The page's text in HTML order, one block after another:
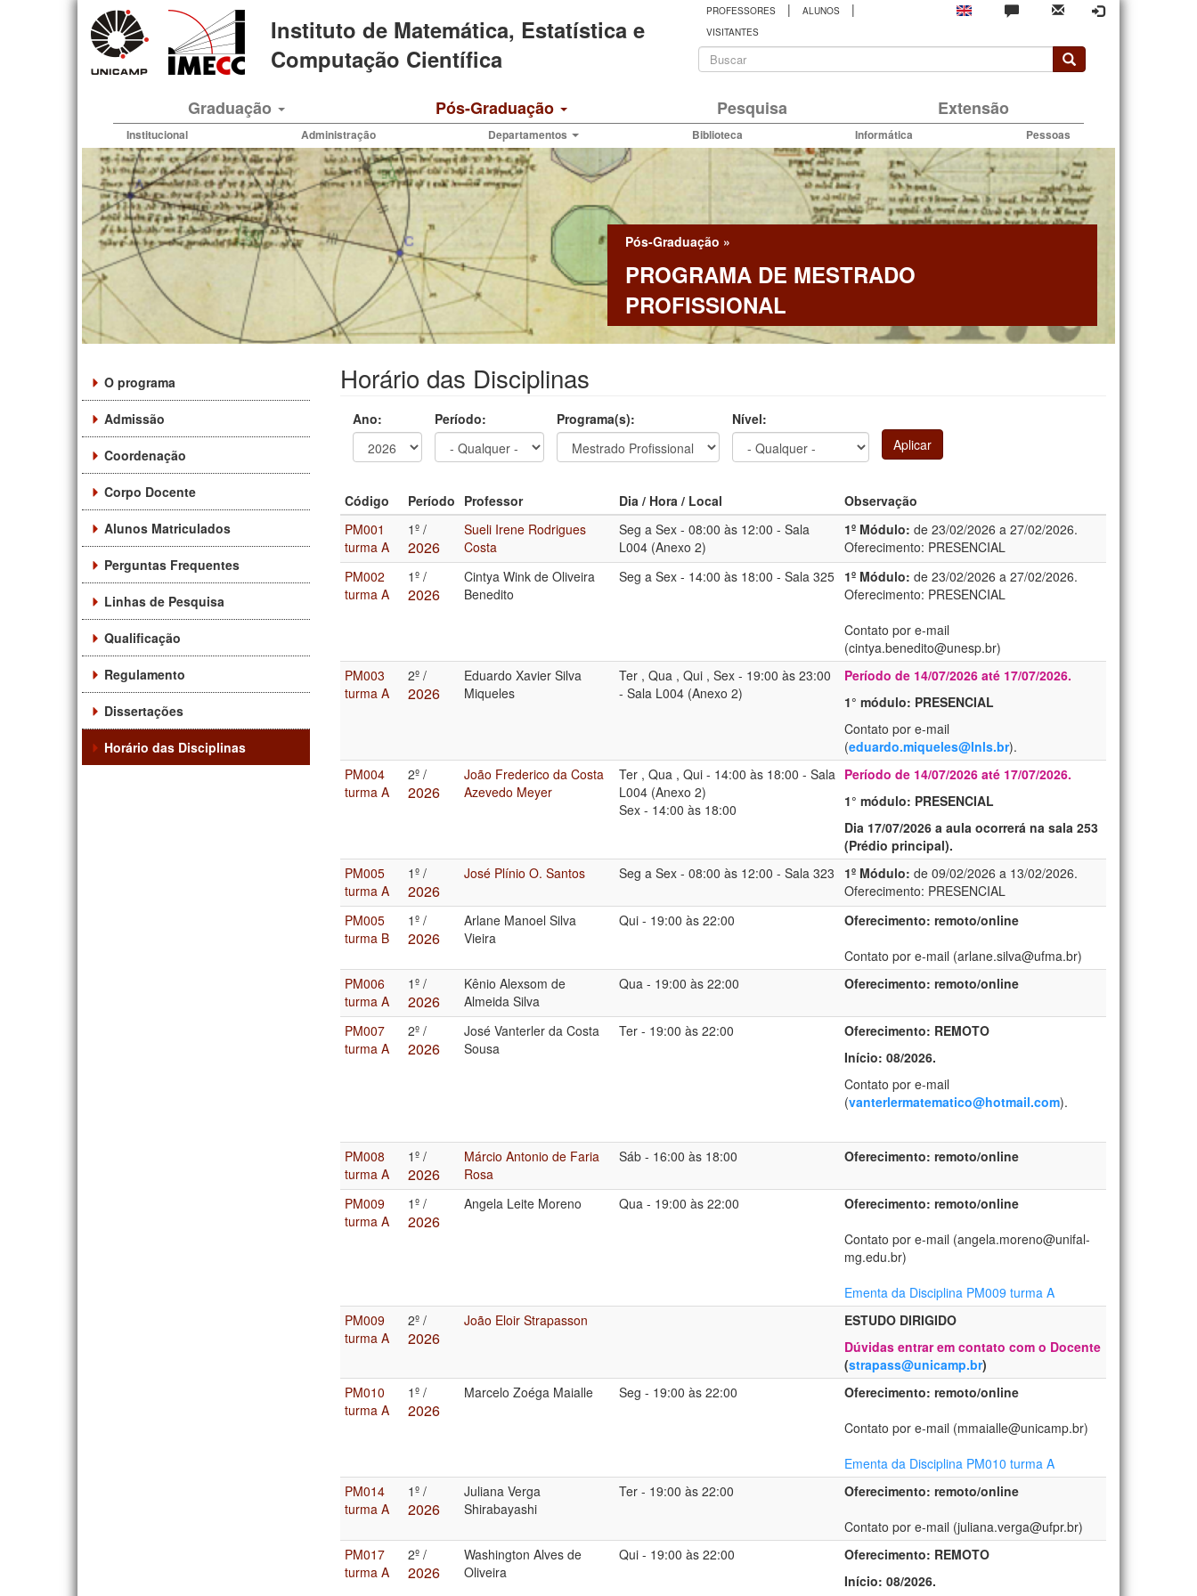
Instituto de Matemática, Estatística e
Computação Científica
PROFESSORES | ALUNOS |
VISITANTES
Formulário
busca
Graduação Pós-Graduação Pesquisa Extensão
Institucional Administração Departamentos Biblioteca Informática Pessoas
Pós-Graduação »
PROGRAMA DE MESTRADO
PROFISSIONAL
O programa
Admissão
Coordenação
Corpo Docente
Alunos Matriculados
Perguntas Frequentes
Linhas de Pesquisa
Qualificação
Regulamento
Dissertações
Horário das Disciplinas
Horário das Disciplinas
Ano: Período: Programa(s):
Nível:
Aplicar
Código Período Professor Dia / Hora / Local
Observação
PM001
turma A
1º /
2026
Sueli Irene Rodrigues
Costa
Seg a Sex - 08:00 às 12:00 - Sala
L004 (Anexo 2)
1º Módulo: de 23/02/2026 a 27/02/2026.
Oferecimento: PRESENCIAL
PM002
turma A
1º /
2026
Cintya Wink de Oliveira
Benedito
Seg a Sex - 14:00 às 18:00 - Sala 325 1º Módulo: de 23/02/2026 a 27/02/2026.
Oferecimento: PRESENCIAL
Contato por e-mail
(cintya.benedito@unesp.br)
PM003
turma A
2º /
2026
Eduardo Xavier Silva
Miqueles
Ter , Qua , Qui , Sex - 19:00 às 23:00
- Sala L004 (Anexo 2)
Período de 14/07/2026 até 17/07/2026.
1° módulo: PRESENCIAL
Contato por e-mail
(eduardo.miqueles@lnls.br).
PM004
turma A
2º /
2026
João Frederico da Costa
Azevedo Meyer
Ter , Qua , Qui - 14:00 às 18:00 - Sala
L004 (Anexo 2)
Sex - 14:00 às 18:00
Período de 14/07/2026 até 17/07/2026.
1° módulo: PRESENCIAL
Dia 17/07/2026 a aula ocorrerá na sala 253
(Prédio principal).
PM005
turma A
1º /
2026
José Plínio O. Santos Seg a Sex - 08:00 às 12:00 - Sala 323 1º Módulo: de 09/02/2026 a 13/02/2026.
Oferecimento: PRESENCIAL
PM005
turma B
1º /
2026
Arlane Manoel Silva
Vieira
Qui - 19:00 às 22:00
Oferecimento: remoto/online
Contato por e-mail (arlane.silva@ufma.br)
PM006
turma A
1º /
2026
Kênio Alexsom de
Almeida Silva
Qua - 19:00 às 22:00 Oferecimento: remoto/online
PM007
turma A
2º /
2026
José Vanterler da Costa
Sousa
Ter - 19:00 às 22:00
Oferecimento: REMOTO
Início: 08/2026.
Contato por e-mail
(vanterlermatematico@hotmail.com).
PM008
turma A
1º /
2026
Márcio Antonio de Faria
Rosa
Sáb - 16:00 às 18:00 Oferecimento: remoto/online
PM009
turma A
1º /
2026
Angela Leite Moreno Qua - 19:00 às 22:00
Oferecimento: remoto/online
Contato por e-mail (angela.moreno@unifal-
mg.edu.br)
Ementa da Disciplina PM009 turma A
PM009
turma A
2º /
2026
João Eloir Strapasson
ESTUDO DIRIGIDO
Dúvidas entrar em contato com o Docente
(strapass@unicamp.br)
PM010
turma A
1º /
2026
Marcelo Zoéga Maialle Seg - 19:00 às 22:00
Oferecimento: remoto/online
Contato por e-mail (mmaialle@unicamp.br)
Ementa da Disciplina PM010 turma A
PM014
turma A
1º /
2026
Juliana Verga
Shirabayashi
Ter - 19:00 às 22:00
Oferecimento: remoto/online
Contato por e-mail (juliana.verga@ufpr.br)
PM017
turma A
2º /
2026
Washington Alves de
Oliveira
Qui - 19:00 às 22:00
Oferecimento: REMOTO
Início: 08/2026.